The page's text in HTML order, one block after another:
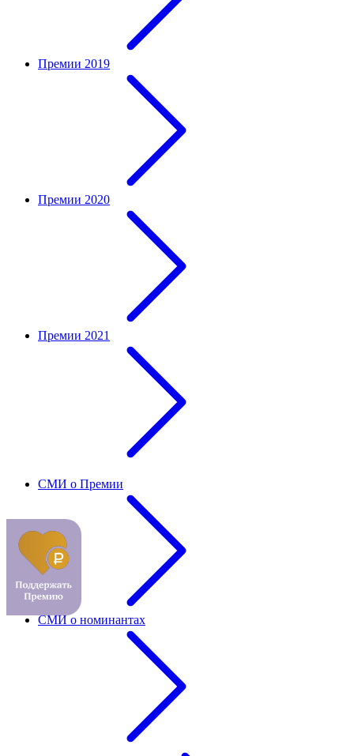
Премии 2019
Премии 2020
Премии 2021
СМИ о Премии
СМИ о номинантах